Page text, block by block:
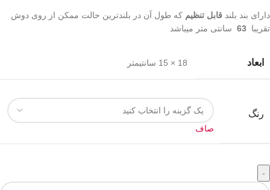
دارای بند بلند قابل تنظیم که طول آن در بلندترین حالت ممکن از روی دوش
تقریبا 63 سانتی متر میباشد
ابعاد 18 × 15 سانتیمتر
رنگ
صاف